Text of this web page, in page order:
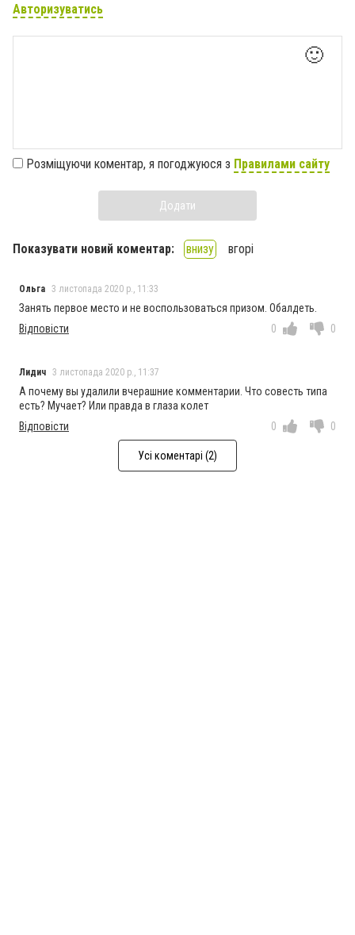
Авторизуватись
🙂
Розміщуючи коментар, я погоджуюся з Правилами сайту
Додати
Показувати новий коментар: внизу вгорі
Ольга 3 листопада 2020 р., 11:33
Занять первое место и не воспользоваться призом. Обалдеть.
Відповісти
0 0
Лидич 3 листопада 2020 р., 11:37
А почему вы удалили вчерашние комментарии. Что совесть типа
есть? Мучает? Или правда в глаза колет
Відповісти
0 0
Усі коментарі (2)